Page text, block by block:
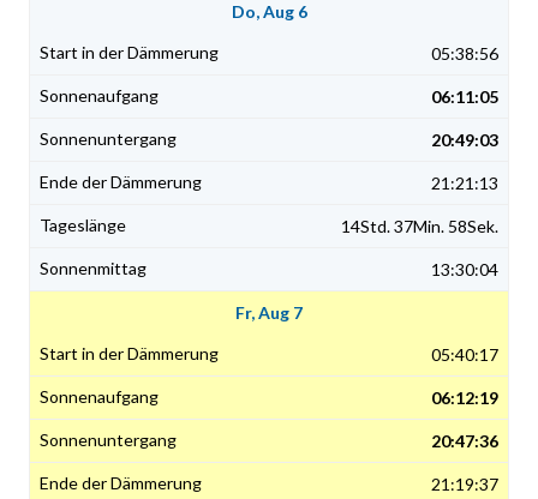
Do, Aug 6
05:38:56
06:11:05
20:49:03
21:21:13
14Std. 37Min. 58Sek.
13:30:04
Fr, Aug 7
05:40:17
06:12:19
20:47:36
21:19:37